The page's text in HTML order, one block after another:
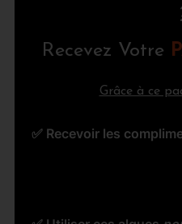
Recevez Votre
Grâce à ce
✅ Recevoir les